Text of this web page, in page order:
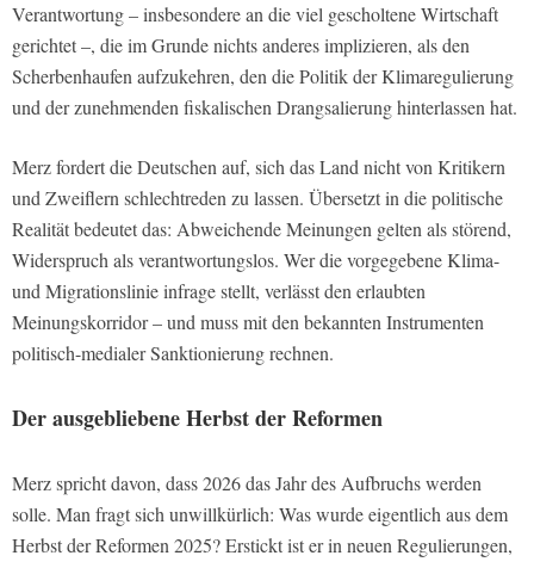
Verantwortung – insbesondere an die viel gescholtene Wirtschaft
gerichtet –, die im Grunde nichts anderes implizieren, als den
Scherbenhaufen aufzukehren, den die Politik der Klimaregulierung
und der zunehmenden fiskalischen Drangsalierung hinterlassen hat.
Merz fordert die Deutschen auf, sich das Land nicht von Kritikern
und Zweiflern schlechtreden zu lassen. Übersetzt in die politische
Realität bedeutet das: Abweichende Meinungen gelten als störend,
Widerspruch als verantwortungslos. Wer die vorgegebene Klima-
und Migrationslinie infrage stellt, verlässt den erlaubten
Meinungskorridor – und muss mit den bekannten Instrumenten
politisch-medialer Sanktionierung rechnen.
Der ausgebliebene Herbst der Reformen
Merz spricht davon, dass 2026 das Jahr des Aufbruchs werden
solle. Man fragt sich unwillkürlich: Was wurde eigentlich aus dem
Herbst der Reformen 2025? Erstickt ist er in neuen Regulierungen,